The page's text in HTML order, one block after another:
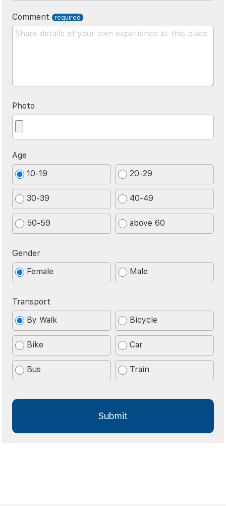
Comment
Photo
Age
10-19
20-29
30-39 40-49
50-59 above 60
Gender
Female
Male
Transport
By Walk
Bicycle
Bike Car
Bus Train